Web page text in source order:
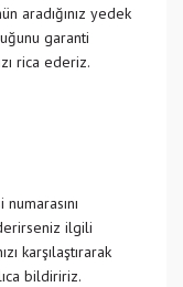
aradığınız yedek
garanti
rica ederiz.
numarasını
ilgili
karşılaştırarak
bildiririz.